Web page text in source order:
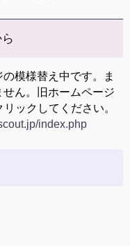
模様替え中です。ま
ん。旧ホームページ
ックしてください。
index.php